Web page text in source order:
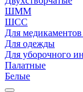
ШММ
ШСС
Для
Для одежды
Для уборочного
Палатные
Белые